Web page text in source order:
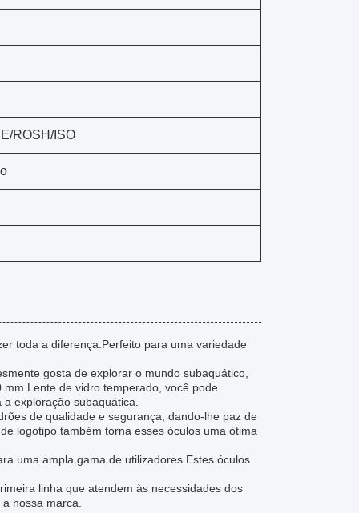
ROSH/ISO
toda a diferença.Perfeito para uma variedade
gosta de explorar o mundo subaquático,
Lente de vidro temperado, você pode
exploração subaquática.
de qualidade e segurança, dando-lhe paz de
logotipo também torna esses óculos uma ótima
uma ampla gama de utilizadores.Estes óculos
linha que atendem às necessidades dos
nossa marca.